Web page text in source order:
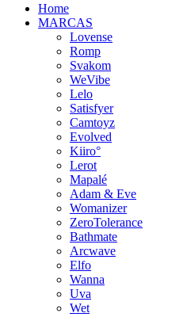
Home
MARCAS
Lovense
Romp
Svakom
WeVibe
Lelo
Satisfyer
Camtoyz
Evolved
Kiiro°
Lerot
Mapalé
Adam & Eve
Womanizer
ZeroTolerance
Bathmate
Arcwave
Elfo
Wanna
Uva
Wet